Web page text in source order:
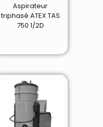
Aspirateur
triphasé ATEX TAS
750 1/2D